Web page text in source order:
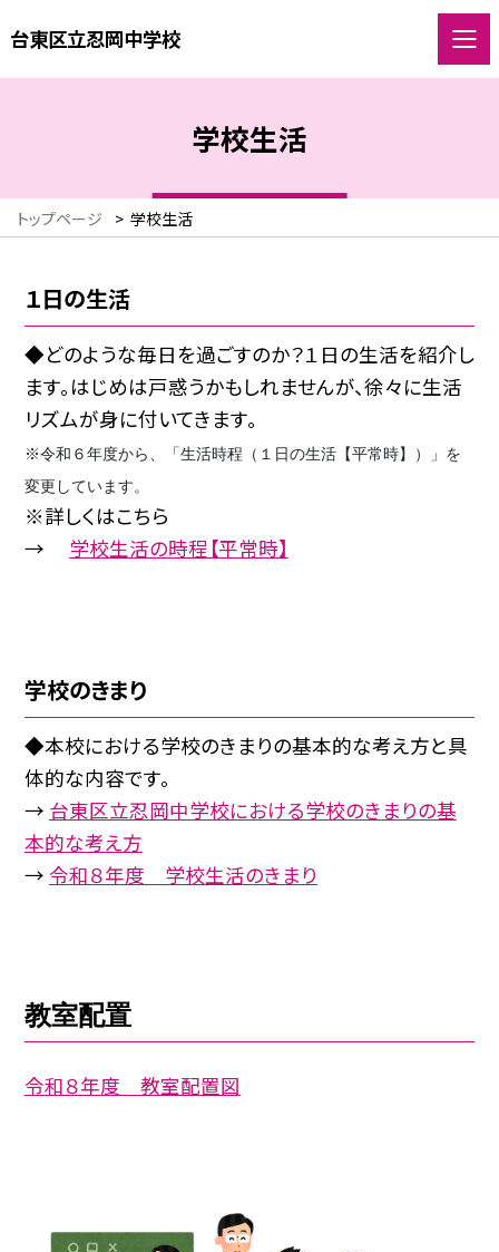
台東区立忍岡中学校
学校生活
トップページ > 学校生活
１日の生活
◆どのような毎日を過ごすのか？１日の生活を紹介し
ます。はじめは戸惑うかもしれませんが、徐々に生活
リズムが身に付いてきます。
※令和６年度から、「生活時程（１日の生活【平常時】）」を
変更しています。
※詳しくはこちら
→ 学校生活の時程【平常時】
学校のきまり
◆本校における学校のきまりの基本的な考え方と具
体的な内容です。
→ 台東区立忍岡中学校における学校のきまりの基
本的な考え方
→ 令和８年度 学校生活のきまり
教室配置
令和８年度 教室配置図